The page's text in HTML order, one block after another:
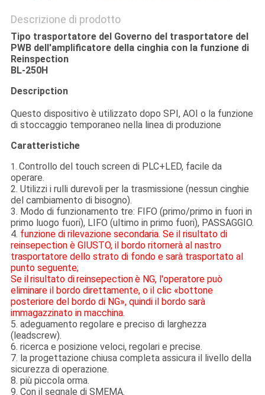
Descrizione di prodotto
Tipo trasportatore del Governo del trasportatore del
PWB dell'amplificatore della cinghia con la funzione di
Reinspection
BL-250H
Descripction
Questo dispositivo è utilizzato dopo SPI, AOI o la funzione
di stoccaggio temporaneo nella linea di produzione
Caratteristiche
1. Controllo del touch screen di PLC+LED, facile da
operare.
2. Utilizzi i rulli durevoli per la trasmissione (nessun cinghie
del cambiamento di bisogno).
3. Modo di funzionamento tre: FIFO (primo/primo in fuori in
primo luogo fuori), LIFO (ultimo in primo fuori), PASSAGGIO.
4. funzione di rilevazione secondaria. Se il risultato di
reinsepection è GIUSTO, il bordo ritornerà al nastro
trasportatore dello strato di fondo e sarà trasportato al
punto seguente;
Se il risultato direinsepectionè NG, l'operatore può
eliminare il bordo direttamente, o il clic «bottone
posteriore del bordo di NG», quindi il bordo sarà
immagazzinato in macchina.
5. adeguamento regolare e preciso di larghezza
(leadscrew).
6. ricerca e posizione veloci, regolari e precise.
7. la progettazione chiusa completa assicura il livello della
sicurezza di operazione.
8. più piccola orma.
9. Con il segnale di SMEMA.